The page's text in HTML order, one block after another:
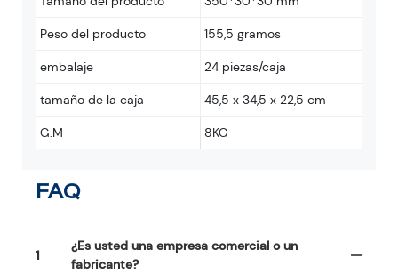
Peso del producto 155,5 gramos
embalaje 24 piezas/caja
tamaño de la caja 45,5 x 34,5 x 22,5 cm
G.M 8KG
FAQ
1
¿Es usted una empresa comercial o un
fabricante?